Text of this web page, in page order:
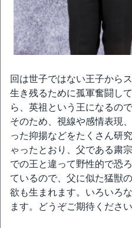
回は世子ではない王子から
生き残るために孤軍奮闘し
ら、英祖という王になるの
そのため、視線や感情表現
った抑揚などをたくさん研
ゃったとおり、父である粛
での王と違って野性的で恐
ているので、父に似た猛獣
欲も生まれます。いろいろ
ます。どうぞご期待ください